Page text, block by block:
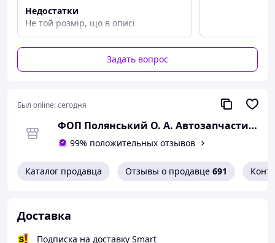
Недостатки
Не той розмір, що в описі
Задать вопрос
Был online:сегодня
ФОП Полянський О. А. Автозапчастини
99% положительных отзывов
Каталог продавца Отзывы о продавце 691
Доставка
Подписка на доставку Smart